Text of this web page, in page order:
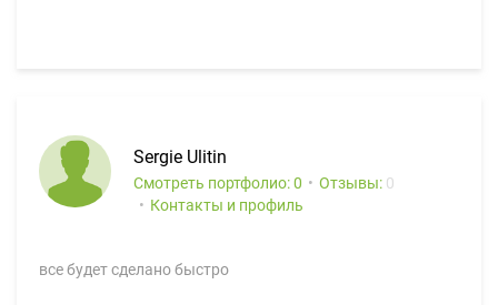
Sergie Ulitin
Смотреть портфолио: 0 Отзывы: 0
Контакты и профиль
все будет сделано быстро